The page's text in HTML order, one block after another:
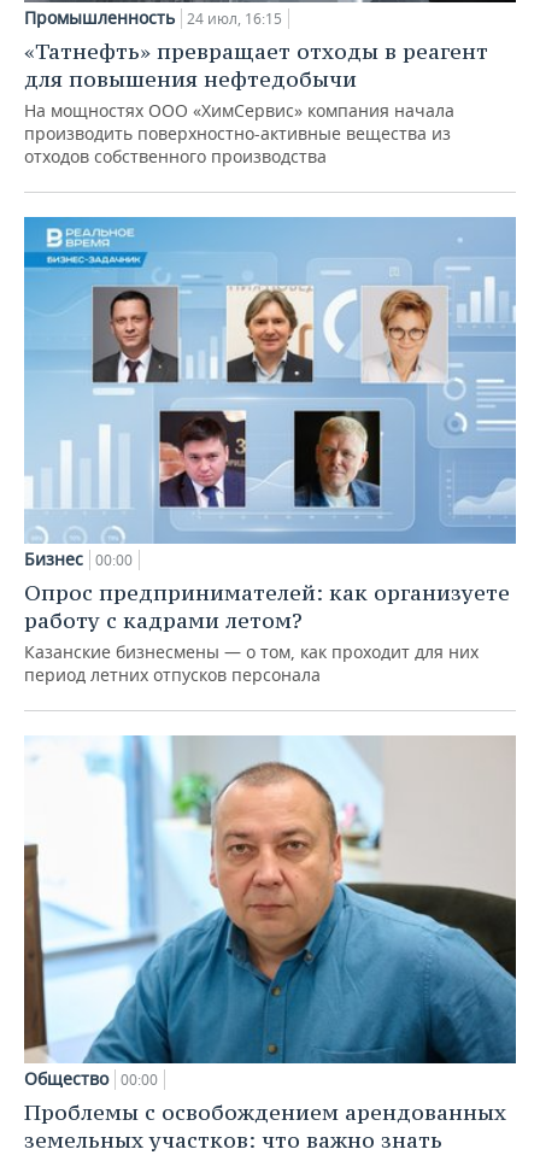
Промышленность 24 июл, 16:15
«Татнефть» превращает отходы в реагент
для повышения нефтедобычи
На мощностях ООО «ХимСервис» компания начала
производить поверхностно-активные вещества из
отходов собственного производства
Бизнес 00:00
Опрос предпринимателей: как организуете
работу с кадрами летом?
Казанские бизнесмены — о том, как проходит для них
период летних отпусков персонала
Общество 00:00
Проблемы с освобождением арендованных
земельных участков: что важно знать